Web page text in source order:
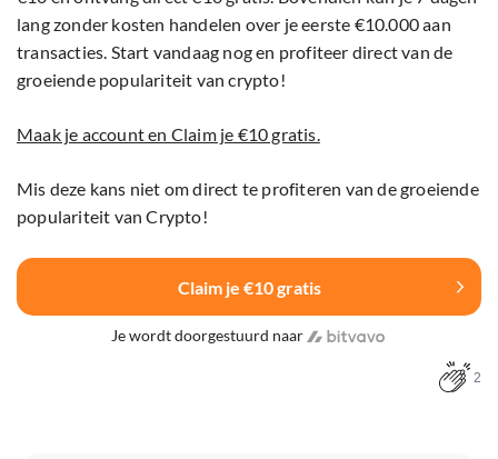
lang zonder kosten handelen over je eerste €10.000 aan
transacties. Start vandaag nog en profiteer direct van de
groeiende populariteit van crypto!
Maak je account en Claim je €10 gratis.
Mis deze kans niet om direct te profiteren van de groeiende
populariteit van Crypto!
Claim je €10 gratis
Je wordt doorgestuurd naar
2